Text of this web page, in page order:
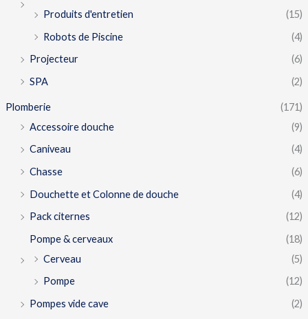
Produits d'entretien
(15)
Robots de Piscine
(4)
Projecteur
(6)
SPA
(2)
Plomberie
(171)
Accessoire douche
(9)
Caniveau
(4)
Chasse
(6)
Douchette et Colonne de douche
(4)
Pack citernes
(12)
Pompe & cerveaux
(18)
Cerveau
(5)
Pompe
(12)
Pompes vide cave
(2)